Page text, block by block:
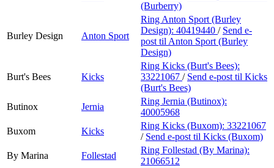
(Burberry)
Burley Design Anton Sport
Ring Anton Sport (Burley
Design): 40419440 / Send e-
post til Anton Sport (Burley
Design)
Burt's Bees Kicks
Ring Kicks (Burt's Bees):
33221067 / Send e-post til Kicks
(Burt's Bees)
Butinox
Jernia
Ring Jernia (Butinox):
40005968
Buxom
Kicks
Ring Kicks (Buxom): 33221067
/ Send e-post til Kicks (Buxom)
By Marina
Follestad
Ring Follestad (By Marina):
21066512